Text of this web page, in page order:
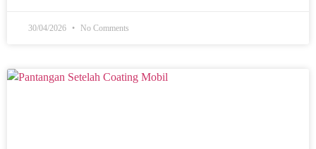
30/04/2026 No Comments